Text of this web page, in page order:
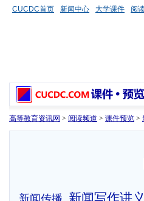
CUCDC首页 新闻中心 大学课件 阅
高等教育资讯网 > 阅读频道 > 课件预览 >
新闻传播 新闻写作讲